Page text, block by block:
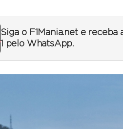
Siga o F1Mania.net e
1 pelo WhatsApp.